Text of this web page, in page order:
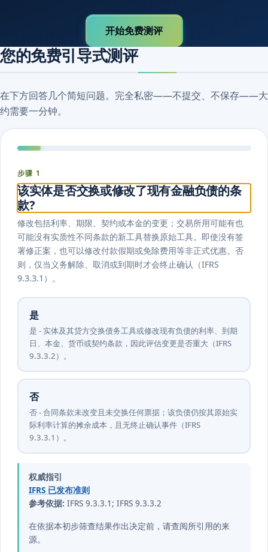
开始免费测评
您的免费引导式测评
在下方回答几个简短问题。完全私密——不提交、不保存——大
约需要一分钟。
步骤 1
该实体是否交换或修改了现有金融负债的条
款?
修改包括利率、期限、契约或本金的变更；交易所用可能有也
可能没有实质性不同条款的新工具替换原始工具。即使没有签
署修正案，也可以修改付款假期或免除费用等非正式优惠。否
则，仅当义务解除、取消或到期时才会终止确认（IFRS
9.3.3.1）。
是
是 - 实体及其贷方交换债务工具或修改现有负债的利率、到期
日、本金、货币或契约条款，因此评估变更是否重大（IFRS
9.3.3.2）。
否
否 - 合同条款未改变且未交换任何票据；该负债仍按其原始实
际利率计算的摊余成本，且无终止确认事件（IFRS
9.3.3.1）。
权威指引
IFRS 已发布准则
参考依据: IFRS 9.3.3.1; IFRS 9.3.3.2
在依据本初步筛查结果作出决定前，请查阅所引用的来
源。